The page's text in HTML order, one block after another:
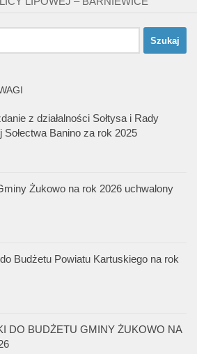
z działalności Sołtysa i Rady
Sołectwa Banino za rok 2025
Żukowo na rok 2026 uchwalony
Budżetu Powiatu Kartuskiego na rok
DO BUDŻETU GMINY ŻUKOWO NA